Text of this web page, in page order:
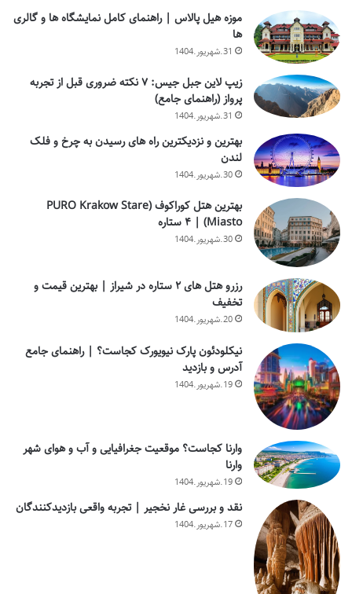
موزه هیل پالاس | راهنمای کامل نمایشگاه ها و گالری
ها
31.شهریور.1404
زیپ لاین جبل جیس: ۷ نکته ضروری قبل از تجربه
پرواز (راهنمای جامع)
31.شهریور.1404
بهترین و نزدیکترین راه های رسیدن به چرخ و فلک
لندن
30.شهریور.1404
بهترین هتل کوراکوف (PURO Krakow Stare
Miasto) | ۴ ستاره
30.شهریور.1404
رزرو هتل های ۲ ستاره در شیراز | بهترین قیمت و
تخفیف
20.شهریور.1404
نیکلودئون پارک نیویورک کجاست؟ | راهنمای جامع
آدرس و بازدید
19.شهریور.1404
وارنا کجاست؟ موقعیت جغرافیایی و آب و هوای شهر
وارنا
19.شهریور.1404
نقد و بررسی غار نخجیر | تجربه واقعی بازدیدکنندگان
17.شهریور.1404